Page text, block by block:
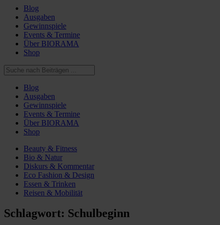
Blog
Ausgaben
Gewinnspiele
Events & Termine
Über BIORAMA
Shop
Blog
Ausgaben
Gewinnspiele
Events & Termine
Über BIORAMA
Shop
Beauty & Fitness
Bio & Natur
Diskurs & Kommentar
Eco Fashion & Design
Essen & Trinken
Reisen & Mobilität
Schlagwort: Schulbeginn